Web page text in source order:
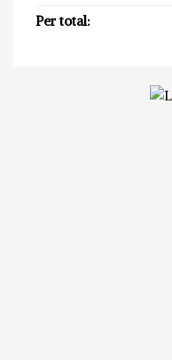
Per total: